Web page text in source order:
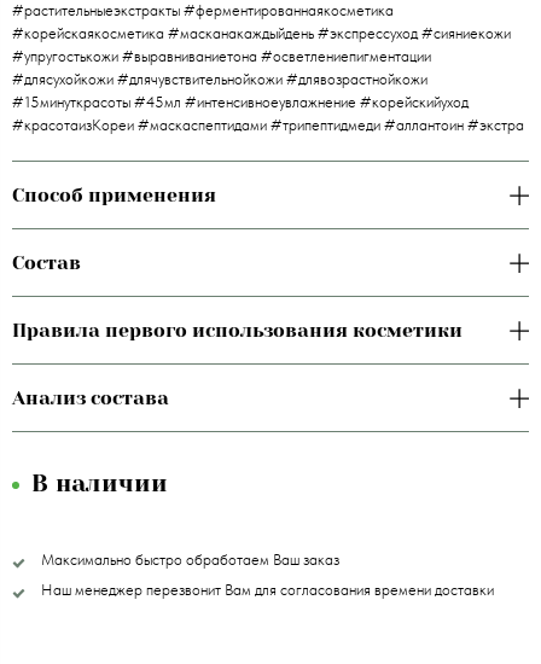
#растительныеэкстракты #ферментированнаякосметика
#корейскаякосметика #масканакаждыйдень #экспрессуход #сияниекожи
#упругостькожи #выравниваниетона #осветлениепигментации
#длясухойкожи #длячувствительнойкожи #длявозрастнойкожи
#15минуткрасоты #45мл #интенсивноеувлажнение #корейскийуход
#красотаизКореи #маскаспептидами #трипептидмеди #аллантоин #экстра
Способ применения
Состав
Правила первого использования косметики
Анализ состава
В наличии
Максимально быстро обработаем Ваш заказ
Наш менеджер перезвонит Вам для согласования времени доставки